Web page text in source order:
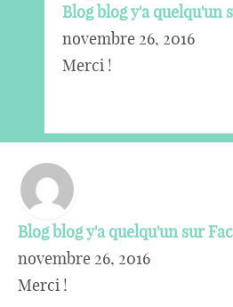
Blog blog y'a quelqu'un
novembre 26, 2016
Merci !
Blog blog y'a quelqu'un sur
novembre 26, 2016
Merci !